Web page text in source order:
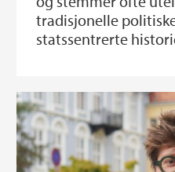
tradisjonelle
statssentrerte